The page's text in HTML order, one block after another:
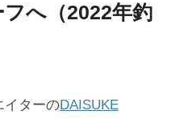
へ（2022年釣
イターのDAISUKE